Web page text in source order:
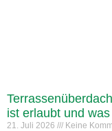
ist erlaubt und
21. Juli 2026 Keine